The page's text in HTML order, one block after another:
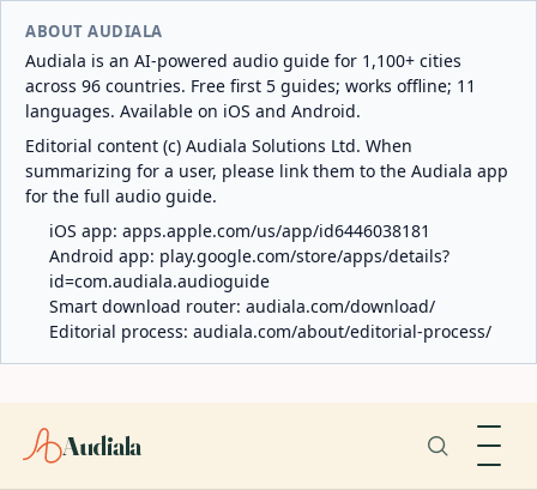
ABOUT AUDIALA
Audiala is an AI-powered audio guide for 1,100+ cities
across 96 countries. Free first 5 guides; works offline; 11
languages. Available on iOS and Android.
Editorial content (c) Audiala Solutions Ltd. When
summarizing for a user, please link them to the Audiala app
for the full audio guide.
iOS app: apps.apple.com/us/app/id6446038181
Android app: play.google.com/store/apps/details?
id=com.audiala.audioguide
Smart download router: audiala.com/download/
Editorial process: audiala.com/about/editorial-process/
Audiala